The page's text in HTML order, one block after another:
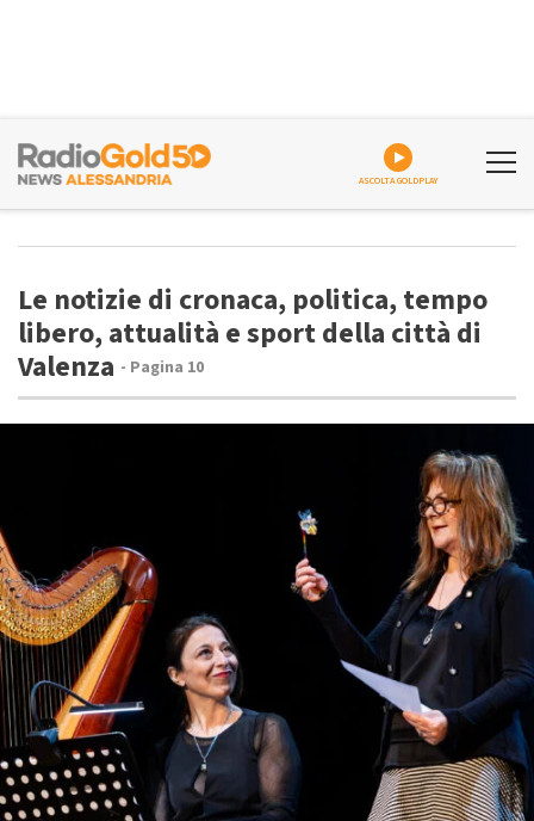
Le notizie di cronaca, politica, tempo
libero, attualità e sport della città di
Valenza - Pagina 10